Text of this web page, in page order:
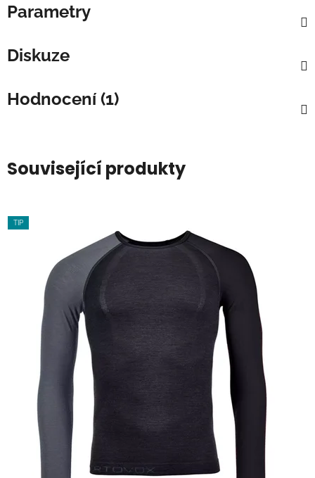
Parametry
Diskuze
Hodnocení (1)
Související produkty
TIP